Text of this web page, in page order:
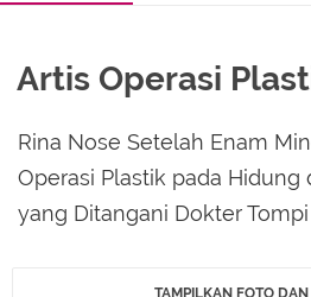
Artis Operasi
Rina Nose Setelah Enam
Operasi Plastik pada Hidung
yang Ditangani Dokter Tompi
TAMPILKAN FOTO DAN